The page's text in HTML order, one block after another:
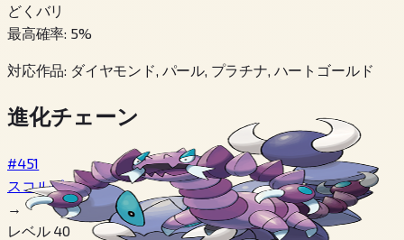
どくバリ
最高確率: 5%
対応作品: ダイヤモンド, パール, プラチナ, ハートゴールド
進化チェーン
#451
スコルピ
→
レベル 40